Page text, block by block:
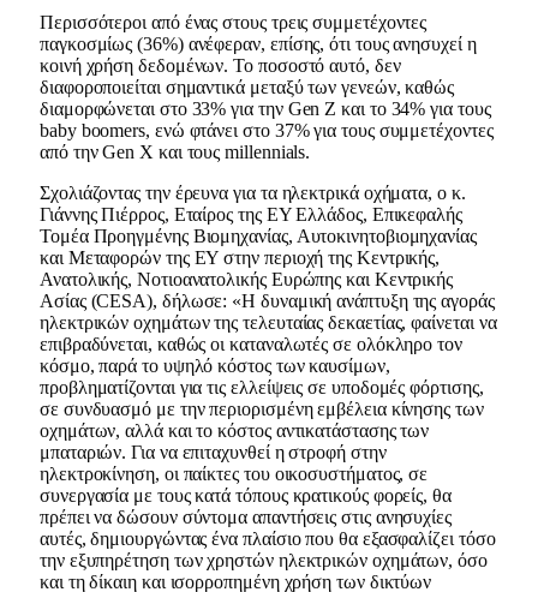
Περισσότεροι από ένας στους τρεις συμμετέχοντες
παγκοσμίως (36%) ανέφεραν, επίσης, ότι τους ανησυχεί η
κοινή χρήση δεδομένων. Το ποσοστό αυτό, δεν
διαφοροποιείται σημαντικά μεταξύ των γενεών, καθώς
διαμορφώνεται στο 33% για την Gen Z και το 34% για τους
baby boomers, ενώ φτάνει στο 37% για τους συμμετέχοντες
από την Gen X και τους millennials.
Σχολιάζοντας την έρευνα για τα ηλεκτρικά οχήματα, ο κ.
Γιάννης Πιέρρος, Εταίρος της EY Ελλάδος, Επικεφαλής
Τομέα Προηγμένης Βιομηχανίας, Αυτοκινητοβιομηχανίας
και Μεταφορών της EY στην περιοχή της Κεντρικής,
Ανατολικής, Νοτιοανατολικής Ευρώπης και Κεντρικής
Ασίας (CESA), δήλωσε: «Η δυναμική ανάπτυξη της αγοράς
ηλεκτρικών οχημάτων της τελευταίας δεκαετίας, φαίνεται να
επιβραδύνεται, καθώς οι καταναλωτές σε ολόκληρο τον
κόσμο, παρά το υψηλό κόστος των καυσίμων,
προβληματίζονται για τις ελλείψεις σε υποδομές φόρτισης,
σε συνδυασμό με την περιορισμένη εμβέλεια κίνησης των
οχημάτων, αλλά και το κόστος αντικατάστασης των
μπαταριών. Για να επιταχυνθεί η στροφή στην
ηλεκτροκίνηση, οι παίκτες του οικοσυστήματος, σε
συνεργασία με τους κατά τόπους κρατικούς φορείς, θα
πρέπει να δώσουν σύντομα απαντήσεις στις ανησυχίες
αυτές, δημιουργώντας ένα πλαίσιο που θα εξασφαλίζει τόσο
την εξυπηρέτηση των χρηστών ηλεκτρικών οχημάτων, όσο
και τη δίκαιη και ισορροπημένη χρήση των δικτύων